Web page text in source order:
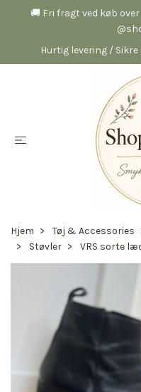
🚚 Fri fragt ved køb
Hurtig levering /
Hjem Tøj & Accessories
Støvler
VRS sorte